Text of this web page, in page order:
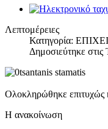
Λεπτομέρειες
Κατηγορία:
Δημοσιεύτηκε
Ολοκληρώθηκε επιτυχώς
Η ανακοίνωση